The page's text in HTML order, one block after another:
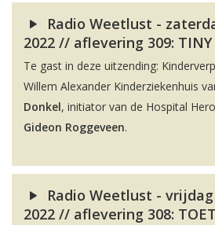
Radio Weetlust -
2022 // aflevering 309: TINY
Te gast in deze uitzending:
Willem Alexander Kinderziekenhuis
Donkel, initiator van de Hospital
Gideon Roggeveen.
Radio Weetlust -
2022 // aflevering 308: